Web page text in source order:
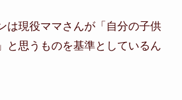
は現役ママさんが「自分の子供
と思うものを基準としているん